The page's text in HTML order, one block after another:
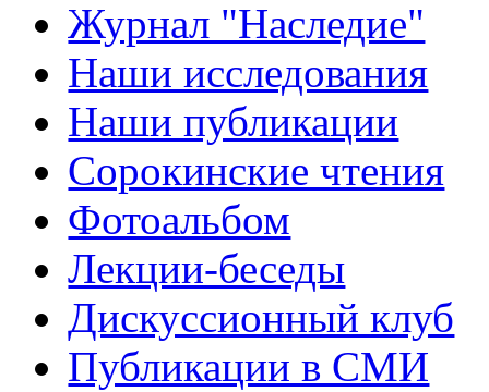
Журнал "Наследие"
Наши исследования
Наши публикации
Сорокинские чтения
Фотоальбом
Лекции-беседы
Дискуссионный клуб
Публикации в СМИ